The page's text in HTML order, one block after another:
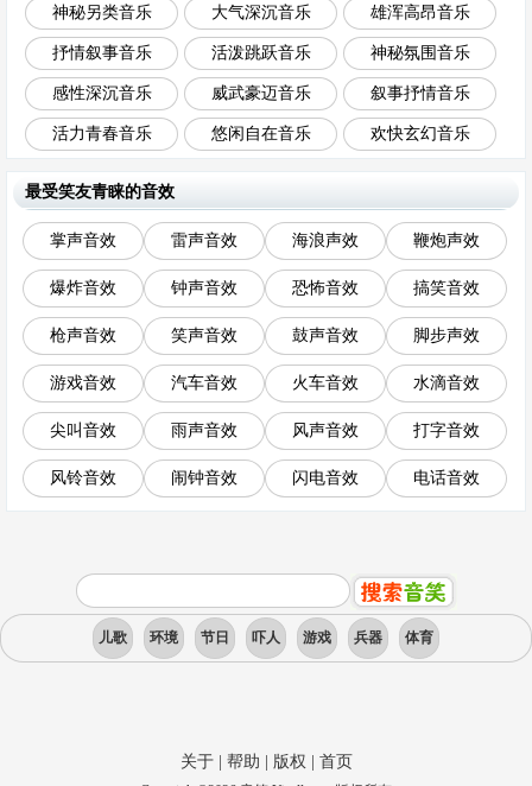
神秘另类音乐 大气深沉音乐 雄浑高昂音乐
抒情叙事音乐 活泼跳跃音乐 神秘氛围音乐
感性深沉音乐 威武豪迈音乐 叙事抒情音乐
活力青春音乐 悠闲自在音乐 欢快玄幻音乐
最受笑友青睐的音效
掌声音效 雷声音效 海浪声效 鞭炮声效
爆炸音效 钟声音效 恐怖音效 搞笑音效
枪声音效 笑声音效 鼓声音效 脚步声效
游戏音效 汽车音效 火车音效 水滴音效
尖叫音效 雨声音效 风声音效 打字音效
风铃音效 闹钟音效 闪电音效 电话音效
儿歌 环境 节日 吓人 游戏 兵器 体育
关于| 帮助 版权 首页